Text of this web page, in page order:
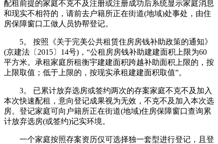
配租前提的家庭不克不及注册或注册成功后系统显示家庭消息
和现实不相符的，请前去户籍所正在街道(地域)处事处，由住
房保障窗口工做人员协帮登记。
5。 按照《关于完美公共租赁住房房钱补助政策的通知》
(京建法〔2015〕14号)，“公租房房钱补助建建面积上限为60
平方米。承租家庭所租衡宇建建面积跨越补助面积上限的，按
上限取值；低于上限的，按现实承租建建面积取值”。
3。 已累计放弃选房或签约两次的存案家庭不克不及加入
本次快速配租，意向登记成果视为无效，不克不及加入本次选
房。登记家庭可向户籍所正在街道(地域)住房保障窗口查询累
计放弃选房(或签约)记实环境。
一个家庭按照存案资历仅可选择独一套型进行登记，且登